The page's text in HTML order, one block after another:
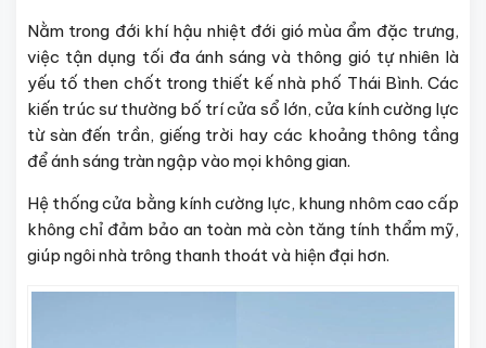
Nằm trong đới khí hậu nhiệt đới gió mùa ẩm đặc trưng,
việc tận dụng tối đa ánh sáng và thông gió tự nhiên là
yếu tố then chốt trong thiết kế nhà phố Thái Bình. Các
kiến trúc sư thường bố trí cửa sổ lớn, cửa kính cường lực
từ sàn đến trần, giếng trời hay các khoảng thông tầng
để ánh sáng tràn ngập vào mọi không gian.
Hệ thống cửa bằng kính cường lực, khung nhôm cao cấp
không chỉ đảm bảo an toàn mà còn tăng tính thẩm mỹ,
giúp ngôi nhà trông thanh thoát và hiện đại hơn.